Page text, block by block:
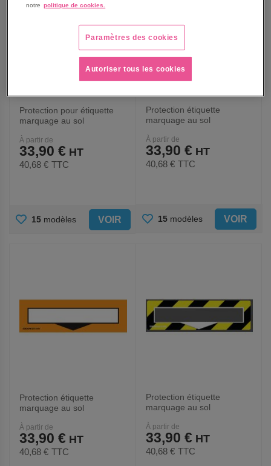
Protection pour étiquette
marquage au sol
Ergomat
À partir de
33,90 €
40,68 € TTC
AJOUTER
15 modèles VOIR
Protection étiquette
marquage au sol
Ergomat
À partir de
33,90 €
40,68 € TTC
AJOUTER
15 modèles VOIR
Protection étiquette
marquage au sol
Ergomat
À partir de
33,90 €
40,68 € TTC
Protection étiquette
marquage au sol
Ergomat
À partir de
33,90 €
40,68 € TTC
notre politique de cookies.
Paramètres des cookies
Autoriser tous les cookies